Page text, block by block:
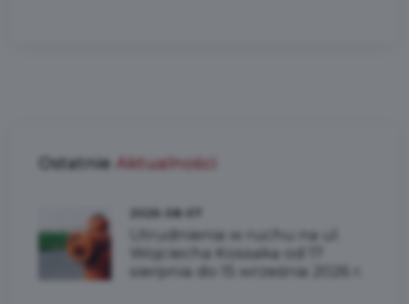
Ostatnie Aktualności
Utrudnienia w ruchu na ul.
Wojciecha Kossaka od 17
sierpnia do 15 września 2026 r.